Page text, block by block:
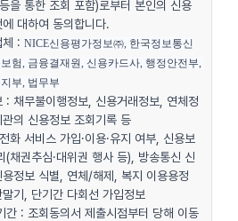
을 통한 조회 포함)로부터 본인의 신용
대하여 동의합니다.
체 :NICE신용평가정보㈜, 한국정보통신
험, 금융결재원, 신용카드사, 행정안전부,
부, 법무부
채무불이행정보, 신용거래정보, 연체정
의 신용정보 조회기록 등
화 서비스 가입·이용·유지 여부, 신용보
(채권추심·대위권 행사 등), 방송통신 신
정보 식별, 연체/해제, 복지 이용용정
기, 단기간 다회선 가입정보
: 조회동의서 제출시점부터 당해 이동